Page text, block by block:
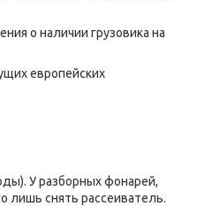
о наличии грузовика на
европейских
У разборных фонарей,
лишь снять рассеиватель.